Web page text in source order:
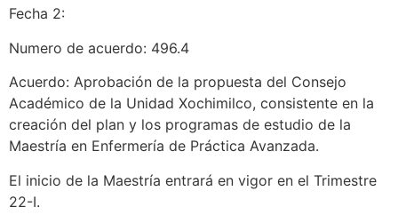
Fecha 2:
Numero de acuerdo: 496.4
Acuerdo: Aprobación de la propuesta del Consejo
Académico de la Unidad Xochimilco, consistente en la
creación del plan y los programas de estudio de la
Maestría en Enfermería de Práctica Avanzada.
El inicio de la Maestría entrará en vigor en el Trimestre
22-I.